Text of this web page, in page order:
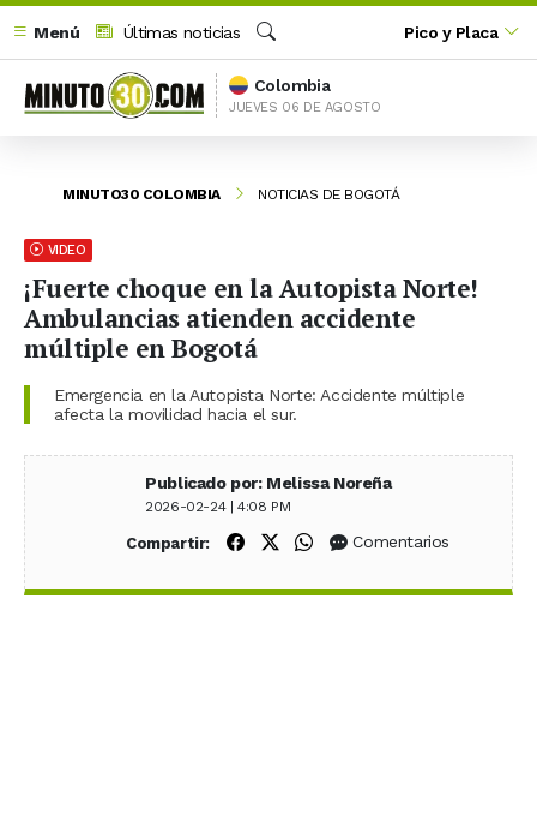
Menú
Últimas noticias
Buscar
Pico y Placa
Colombia
JUEVES 06 DE AGOSTO
MINUTO30 COLOMBIA NOTICIAS DE BOGOTÁ
VIDEO
¡Fuerte choque en la Autopista Norte!
Ambulancias atienden accidente
múltiple en Bogotá
Emergencia en la Autopista Norte: Accidente múltiple
afecta la movilidad hacia el sur.
Publicado por: Melissa Noreña
2026-02-24 | 4:08 PM
Compartir: Compartir en Facebook
Compartir en X (Twitter)
Compartir en WhatsApp
Comentarios